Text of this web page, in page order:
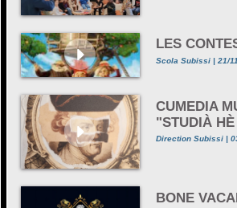
LES
Scola Subissi | 21/
CUMEDIA
"STUDIÀ
Direction Subissi |
BONE